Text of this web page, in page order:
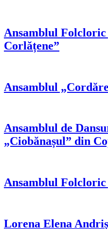
Ansamblul
Corlățene”
Ansamblul
Ansamblul de
„Ciobănașul” din
Ansamblul
Lorena Elena